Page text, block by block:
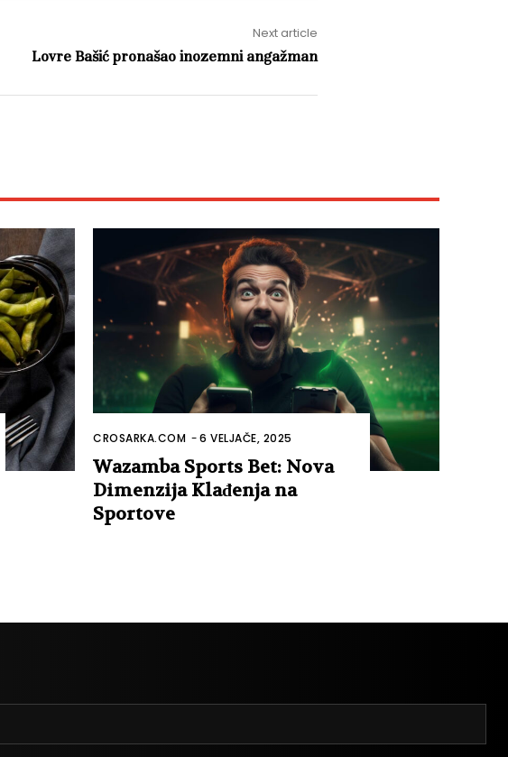
Next article
Lovre Bašić pronašao inozemni angažman
CROSARKA.COM -6 VELJAČE, 2025
Wazamba Sports Bet: Nova
Dimenzija Klađenja na
Sportove